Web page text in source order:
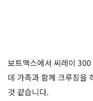
보트맥스에서 씨레이
데 가족과 함께 크루징을
것 같습니다.